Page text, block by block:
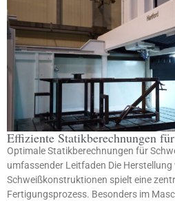
Effiziente Statikberechnungen
Optimale Statikberechnungen für
umfassender Leitfaden Die
Schweißkonstruktionen spielt eine
Fertigungsprozess. Besonders im